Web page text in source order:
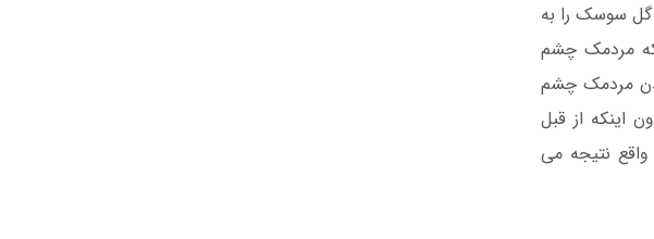
گل سوسک را به
مردمک چشم
مردمک چشم
اینکه از قبل
نتیجه می